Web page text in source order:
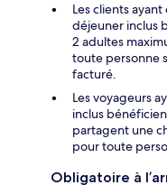
Les clients
déjeuner inclus
2 adultes
toute personne
facturé.
Les voyageurs
inclus
partagent une
pour toute
Obligatoire à